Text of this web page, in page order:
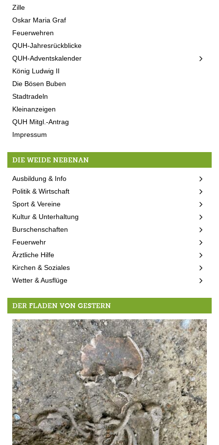
Zille
Oskar Maria Graf
Feuerwehren
QUH-Jahresrückblicke
QUH-Adventskalender
König Ludwig II
Die Bösen Buben
Stadtradeln
Kleinanzeigen
QUH Mitgl.-Antrag
Impressum
DIE WEIDE NEBENAN
Ausbildung & Info
Politik & Wirtschaft
Sport & Vereine
Kultur & Unterhaltung
Burschenschaften
Feuerwehr
Ärztliche Hilfe
Kirchen & Soziales
Wetter & Ausflüge
DER FLADEN VON GESTERN